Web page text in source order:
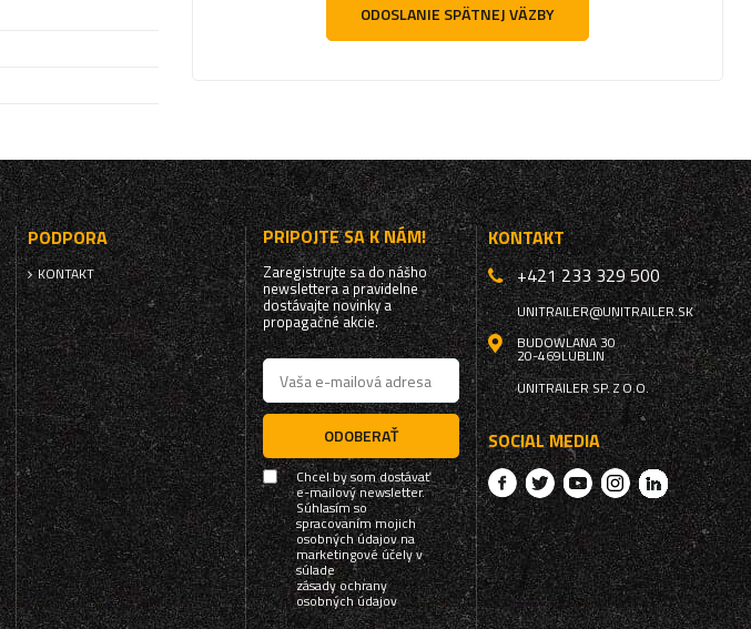
ODOSLANIE SPÄTNEJ VÄZBY
PODPORA
KONTAKT
PRIPOJTE SA K NÁM!
Zaregistrujte sa do nášho
newslettera a pravidelne
dostávajte novinky a
propagačné akcie.
ODOBERAŤ
Chcel by som dostávať
e-mailový newsletter.
Súhlasím so
spracovaním mojich
osobných údajov na
marketingové účely v
súlade
zásady ochrany
osobných údajov
KONTAKT
+421 233 329 500
UNITRAILER@UNITRAILER.SK
BUDOWLANA 30
20-469LUBLIN
UNITRAILER SP. Z O.O.
SOCIAL MEDIA